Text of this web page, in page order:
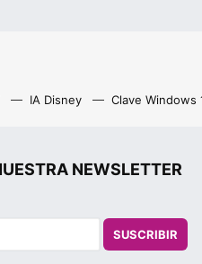
IA Disney Clave Windows
NEWSLETTER
SUSCRIBIR